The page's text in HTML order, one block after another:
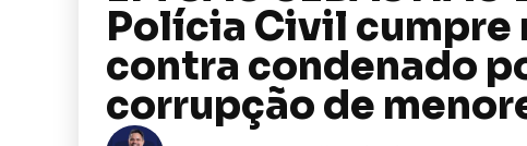
Polícia Civil cumpre
contra condenado
corrupção de